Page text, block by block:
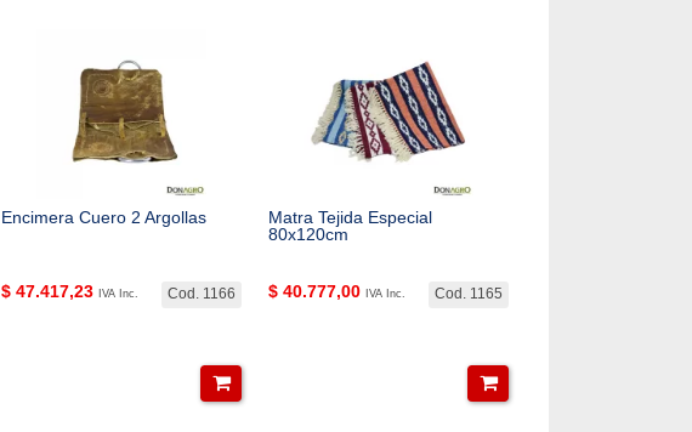
Encimera Cuero 2 Argollas
Cod. 1166
$ 47.417,23 IVA Inc.
Matra Tejida Especial
80x120cm
Cod. 1165
$ 40.777,00 IVA Inc.